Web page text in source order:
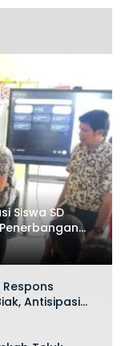
Siswa SD
layang di
Antisipasi
BBM